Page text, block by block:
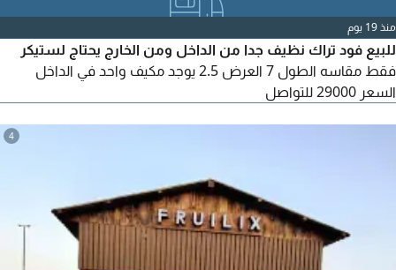
مناسبة للفعاليات والمواقع التجارية والمهرجانات بحالة ممتازة الموقع
الوثبة - السعر 85 ألف قابل للتفاوض) رقم
منذ 19 يوم
للبيع فود تراك نظيف جدا من الداخل ومن الخارج يحتاج لستيكر
فقط مقاسه الطول 7 العرض 2.5 يوجد مكيف واحد في الداخل
السعر 29000 للتواصل
4